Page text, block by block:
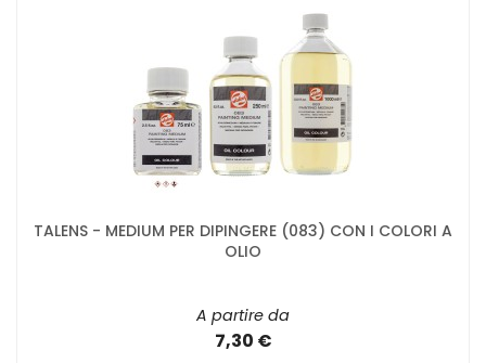
TALENS - MEDIUM PER DIPINGERE (083) CON I COLORI A
OLIO
A partire da
7,30 €